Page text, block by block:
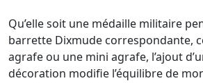
Qu’elle soit une médaille militaire
barrette Dixmude correspondante,
agrafe ou une mini agrafe, l’ajout
décoration modifie l’équilibre de